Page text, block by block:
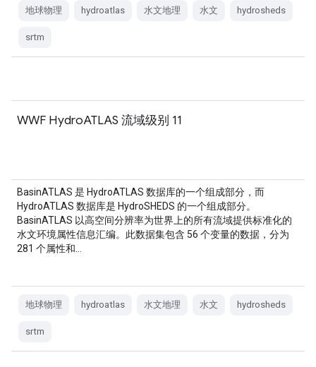
地球物理 hydroatlas 水文地理 水文 hydrosheds
srtm
WWF HydroATLAS 流域级别 11
BasinATLAS 是 HydroATLAS 数据库的一个组成部分，而
HydroATLAS 数据库是 HydroSHEDS 的一个组成部分。
BasinATLAS 以高空间分辨率为世界上的所有流域提供标准化的
水文环境属性信息汇编。此数据集包含 56 个变量的数据，分为
281 个属性和…
地球物理 hydroatlas 水文地理 水文 hydrosheds
srtm